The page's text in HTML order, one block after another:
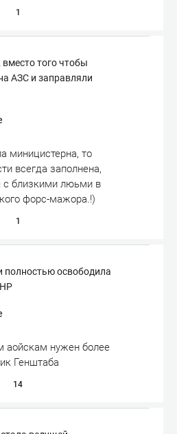
1
того чтобы
АЗС и заправляли
миницистерна, то
всегда заполнена,
с близкими люьми в
форс-мажора.!)
1
полностью освободила
аойскам нужен более
Генштаба
14